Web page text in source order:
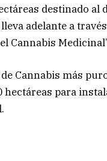
destinado
adelante a
Cannabis
Cannabis más
para